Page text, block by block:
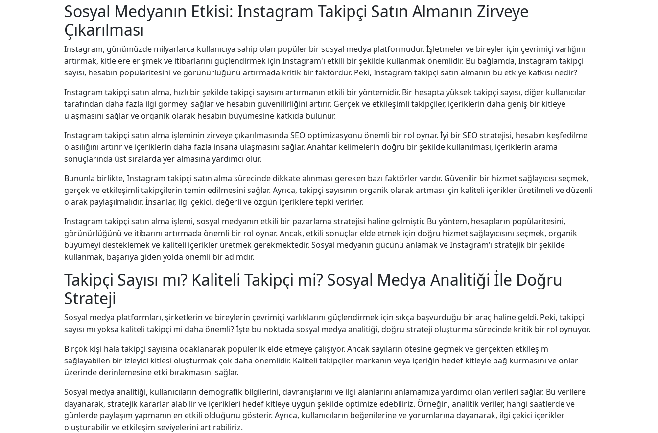
Sosyal Medyanın Etkisi: Instagram Takipçi Satın Almanın Zirveye
Çıkarılması
Instagram, günümüzde milyarlarca kullanıcıya sahip olan popüler bir sosyal medya platformudur. İşletmeler ve bireyler için çevrimiçi varlığını
artırmak, kitlelere erişmek ve itibarlarını güçlendirmek için Instagram'ı etkili bir şekilde kullanmak önemlidir. Bu bağlamda, Instagram takipçi
sayısı, hesabın popülaritesini ve görünürlüğünü artırmada kritik bir faktördür. Peki, Instagram takipçi satın almanın bu etkiye katkısı nedir?
Instagram takipçi satın alma, hızlı bir şekilde takipçi sayısını artırmanın etkili bir yöntemidir. Bir hesapta yüksek takipçi sayısı, diğer kullanıcılar
tarafından daha fazla ilgi görmeyi sağlar ve hesabın güvenilirliğini artırır. Gerçek ve etkileşimli takipçiler, içeriklerin daha geniş bir kitleye
ulaşmasını sağlar ve organik olarak hesabın büyümesine katkıda bulunur.
Instagram takipçi satın alma işleminin zirveye çıkarılmasında SEO optimizasyonu önemli bir rol oynar. İyi bir SEO stratejisi, hesabın keşfedilme
olasılığını artırır ve içeriklerin daha fazla insana ulaşmasını sağlar. Anahtar kelimelerin doğru bir şekilde kullanılması, içeriklerin arama
sonuçlarında üst sıralarda yer almasına yardımcı olur.
Bununla birlikte, Instagram takipçi satın alma sürecinde dikkate alınması gereken bazı faktörler vardır. Güvenilir bir hizmet sağlayıcısı seçmek,
gerçek ve etkileşimli takipçilerin temin edilmesini sağlar. Ayrıca, takipçi sayısının organik olarak artması için kaliteli içerikler üretilmeli ve düzenli
olarak paylaşılmalıdır. İnsanlar, ilgi çekici, değerli ve özgün içeriklere tepki verirler.
Instagram takipçi satın alma işlemi, sosyal medyanın etkili bir pazarlama stratejisi haline gelmiştir. Bu yöntem, hesapların popülaritesini,
görünürlüğünü ve itibarını artırmada önemli bir rol oynar. Ancak, etkili sonuçlar elde etmek için doğru hizmet sağlayıcısını seçmek, organik
büyümeyi desteklemek ve kaliteli içerikler üretmek gerekmektedir. Sosyal medyanın gücünü anlamak ve Instagram'ı stratejik bir şekilde
kullanmak, başarıya giden yolda önemli bir adımdır.
Takipçi Sayısı mı? Kaliteli Takipçi mi? Sosyal Medya Analitiği İle Doğru
Strateji
Sosyal medya platformları, şirketlerin ve bireylerin çevrimiçi varlıklarını güçlendirmek için sıkça başvurduğu bir araç haline geldi. Peki, takipçi
sayısı mı yoksa kaliteli takipçi mi daha önemli? İşte bu noktada sosyal medya analitiği, doğru strateji oluşturma sürecinde kritik bir rol oynuyor.
Birçok kişi hala takipçi sayısına odaklanarak popülerlik elde etmeye çalışıyor. Ancak sayıların ötesine geçmek ve gerçekten etkileşim
sağlayabilen bir izleyici kitlesi oluşturmak çok daha önemlidir. Kaliteli takipçiler, markanın veya içeriğin hedef kitleyle bağ kurmasını ve onlar
üzerinde derinlemesine etki bırakmasını sağlar.
Sosyal medya analitiği, kullanıcıların demografik bilgilerini, davranışlarını ve ilgi alanlarını anlamamıza yardımcı olan verileri sağlar. Bu verilere
dayanarak, stratejik kararlar alabilir ve içerikleri hedef kitleye uygun şekilde optimize edebiliriz. Örneğin, analitik veriler, hangi saatlerde ve
günlerde paylaşım yapmanın en etkili olduğunu gösterir. Ayrıca, kullanıcıların beğenilerine ve yorumlarına dayanarak, ilgi çekici içerikler
oluşturabilir ve etkileşim seviyelerini artırabiliriz.